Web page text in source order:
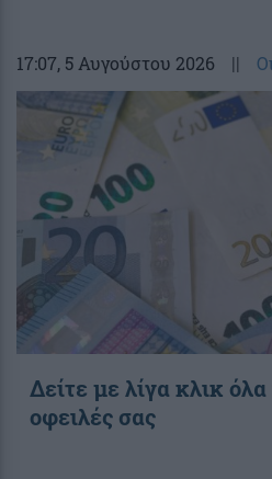
17:07, 5 Αυγούστου 2026 ||
Δείτε με λίγα κλικ όλα
οφειλές σας